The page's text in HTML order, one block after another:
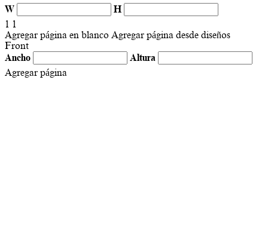
W
H
1 1
Agregar página en blanco Agregar página desde diseños
Front
Ancho
Altura
Agregar página